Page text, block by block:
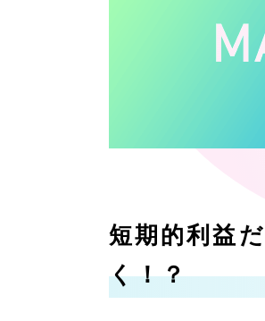
短期的利益
く！？